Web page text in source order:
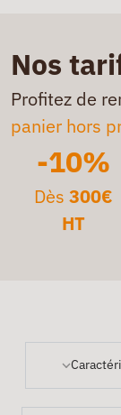
Nos
Profitez de
panier hors
-10%
Dès300€
HT